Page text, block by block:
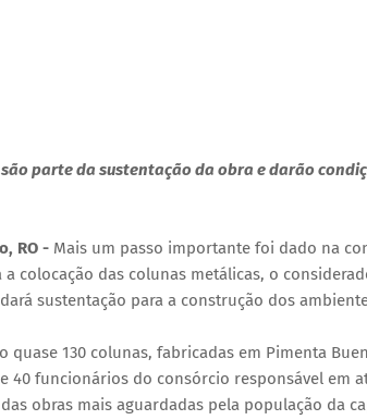
são parte da sustentação da obra e darão
RO - Mais um passo importante foi dado na
a colocação das colunas metálicas, o
sustentação para a construção dos
quase 130 colunas, fabricadas em Pimenta
40 funcionários do consórcio responsável em
obras mais aguardadas pela população da